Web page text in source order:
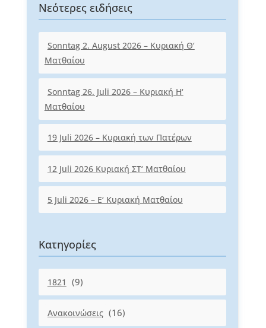
Νεότερες ειδήσεις
Sonntag 2. August 2026 – Κυριακή Θ‘
Ματθαίου
Sonntag 26. Juli 2026 – Κυριακή Η‘
Ματθαίου
19 Juli 2026 – Κυριακή των Πατέρων
12 Juli 2026 Κυριακή ΣΤ‘ Ματθαίου
5 Juli 2026 – Ε‘ Κυριακή Ματθαίου
Κατηγορίες
1821 (9)
Ανακοινώσεις (16)